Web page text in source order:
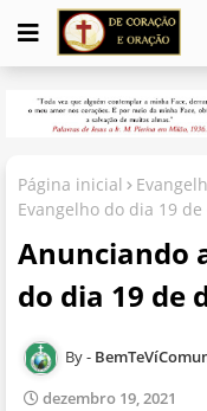
Página inicial
Evangelho do dia 19
Anunciando
do dia 19 de
dezembro 19, 2021